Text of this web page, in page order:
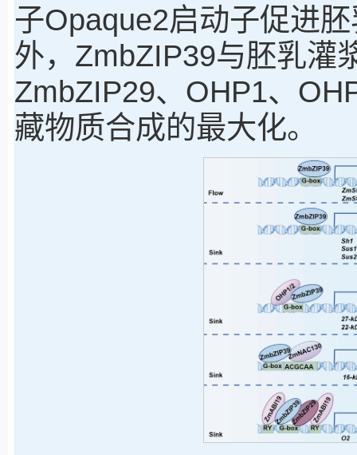
子Opaque2启动子促进
外，ZmbZIP39与胚乳灌
ZmbZIP29、OHP1、
藏物质合成的最大化。